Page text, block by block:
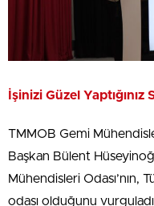
İşinizi Güzel
TMMOB Gemi
Başkan Bülent
Mühendisleri Odası’nın,
odası olduğunu